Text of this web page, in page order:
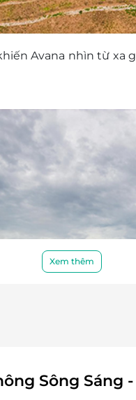
vụ.
Avana nhìn từ xa
Xem thêm
Sông Sáng -